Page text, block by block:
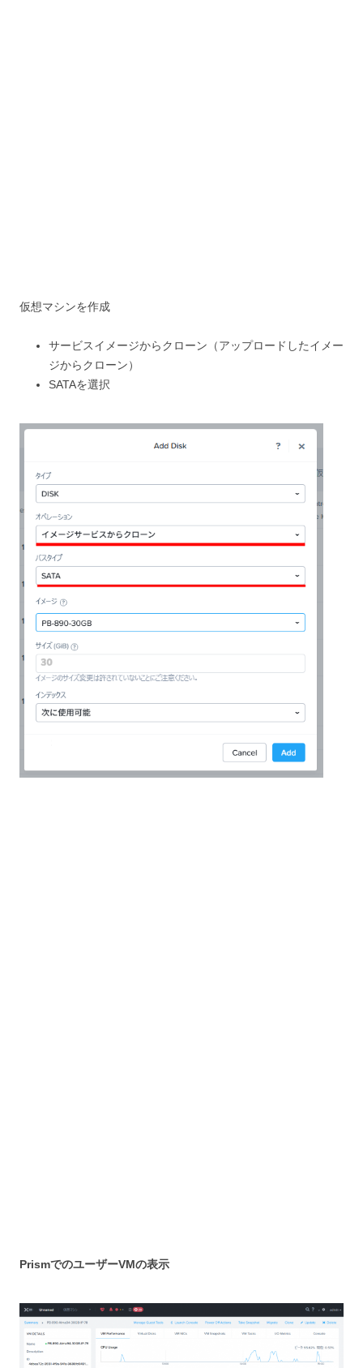
仮想マシンを作成
サービスイメージからクローン（アップロードしたイメー
ジからクローン）
SATAを選択
PrismでのユーザーVMの表示